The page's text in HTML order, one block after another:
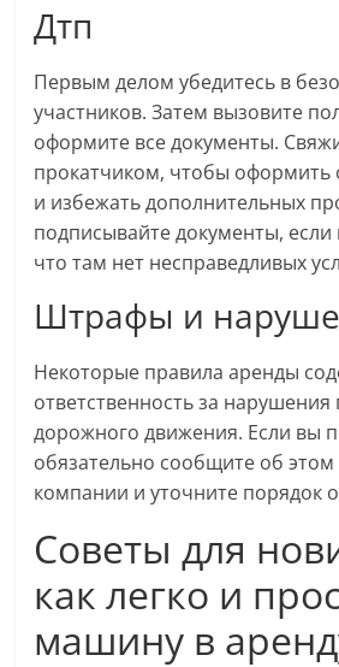
Дтп
Первым делом убедитесь в
участников. Затем вызовите
оформите все документы.
прокатчиком, чтобы оформить
и избежать дополнительных
подписывайте документы,
что там нет несправедливых
Штрафы и
Некоторые правила аренды
ответственность за нарушения
дорожного движения. Если вы
обязательно сообщите об
компании и уточните порядок
Советы для
как легко и
машину в